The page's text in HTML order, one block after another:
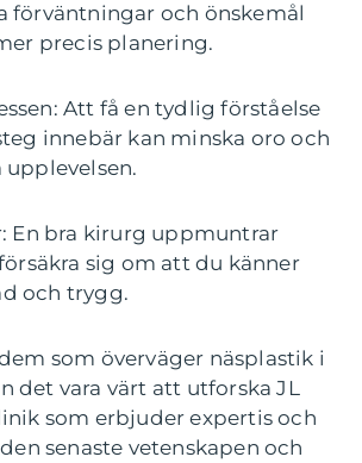
förväntningar och önskemål
precis planering.
Att få en tydlig förståelse
innebär kan minska oro och
En bra kirurg uppmuntrar
sig om att du känner
och trygg.
som överväger näsplastik i
det vara värt att utforska JL
som erbjuder expertis och
senaste vetenskapen och